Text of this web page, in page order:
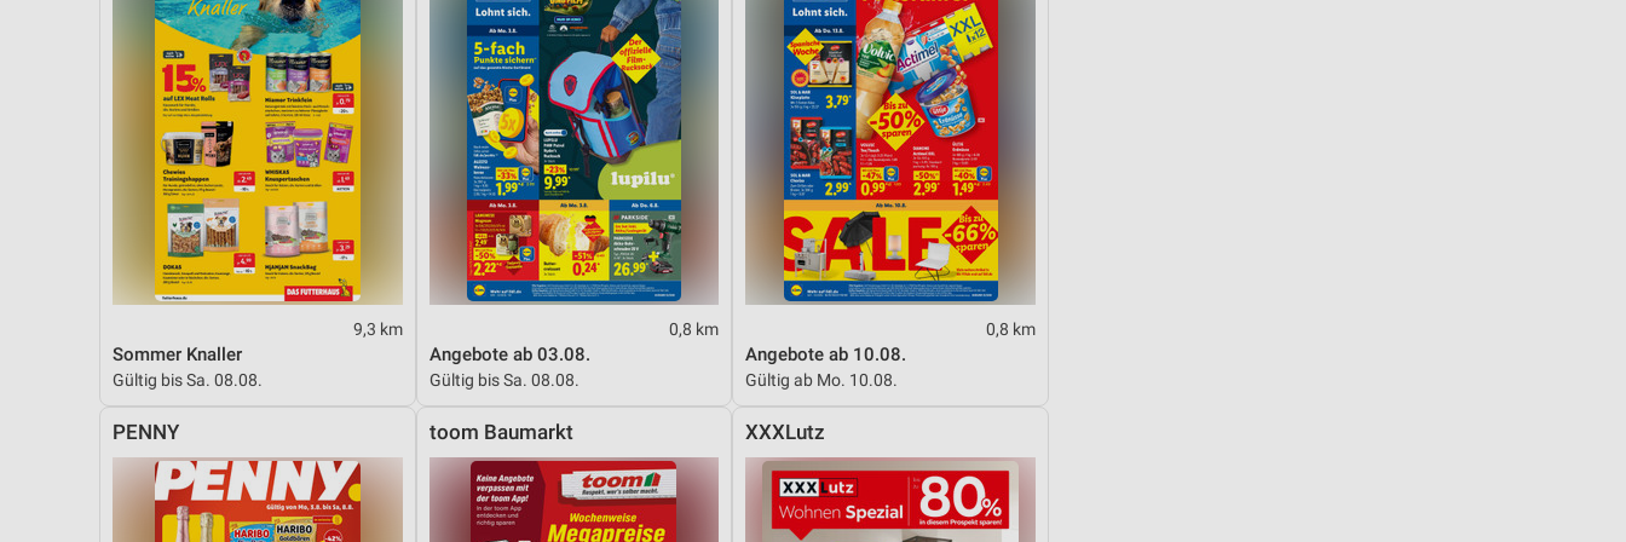
9,3 km
Sommer Knaller
Gültig bis Sa. 08.08.
0,8 km
Angebote ab 03.08.
Gültig bis Sa. 08.08.
0,8 km
Angebote ab 10.08.
Gültig ab Mo. 10.08.
PENNY toom Baumarkt XXXLutz